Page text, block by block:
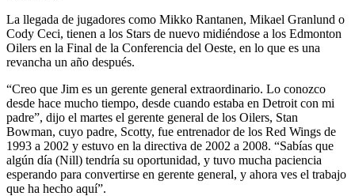
La llegada de jugadores como Mikko Rantanen, Mikael Granlund o
Cody Ceci, tienen a los Stars de nuevo midiéndose a los Edmonton
Oilers en la Final de la Conferencia del Oeste, en lo que es una
revancha un año después.
“Creo que Jim es un gerente general extraordinario. Lo conozco
desde hace mucho tiempo, desde cuando estaba en Detroit con mi
padre”, dijo el martes el gerente general de los Oilers, Stan
Bowman, cuyo padre, Scotty, fue entrenador de los Red Wings de
1993 a 2002 y estuvo en la directiva de 2002 a 2008. “Sabías que
algún día (Nill) tendría su oportunidad, y tuvo mucha paciencia
esperando para convertirse en gerente general, y ahora ves el trabajo
que ha hecho aquí”.